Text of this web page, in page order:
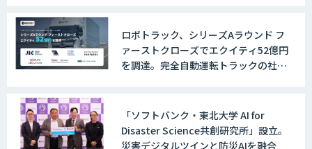
MAISTER™
収益最大化モデル
ロボトラック、シリーズAラウンド フ
ァーストクローズでエクイティ52億円
を調達。完全自動運転トラックの社会
「ソフトバンク・東北大学 AI for
Disaster Science共創研究所」設立。
災害デジタルツインと防災AIを融合